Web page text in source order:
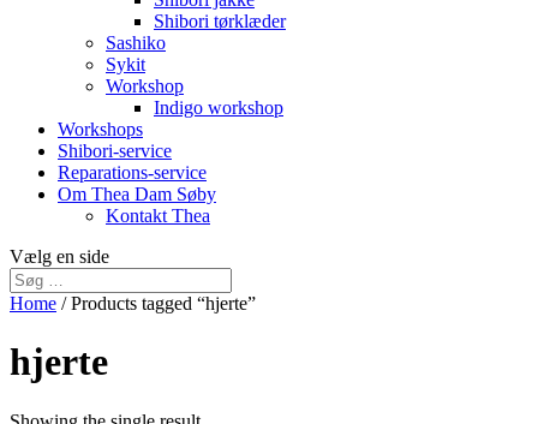
Shibori tørklæder
Sashiko
Sykit
Workshop
Indigo workshop
Workshops
Shibori-service
Reparations-service
Om Thea Dam Søby
Kontakt Thea
Vælg en side
Home / Products tagged “hjerte”
hjerte